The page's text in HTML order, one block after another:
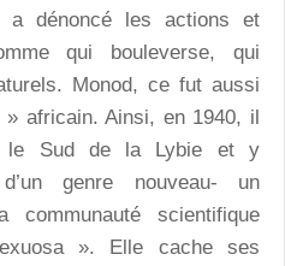
dénoncé les actions et
qui bouleverse, qui
Monod, ce fut aussi
africain. Ainsi, en 1940, il
le Sud de la Lybie et y
genre nouveau- un
communauté scientifique
». Elle cache ses